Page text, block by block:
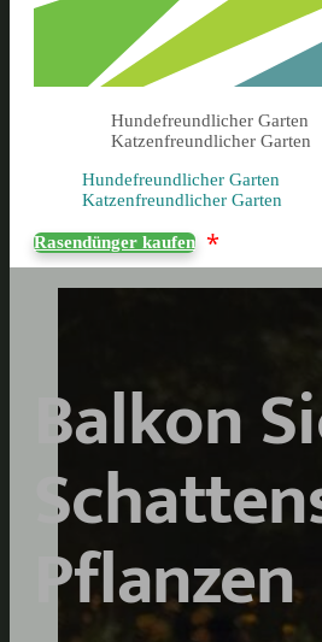
Hundefreundlicher Garten
Katzenfreundlicher Garten
Hundefreundlicher Garten
Katzenfreundlicher Garten
Rasendünger kaufen *
Balkon
Pflanzen